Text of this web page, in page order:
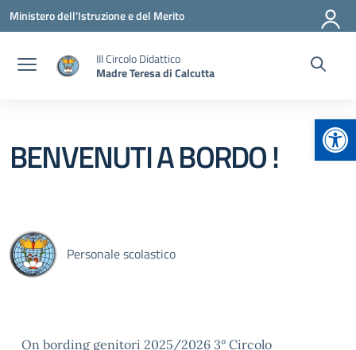
Vai ai contenuti
Vai al menu di navigazione
Vai al footer
Ministero dell'Istruzione e del Merito
III Circolo Didattico
Madre Teresa di Calcutta
BENVENUTI A BORDO !
Personale scolastico
On bording genitori 2025/2026 3° Circolo